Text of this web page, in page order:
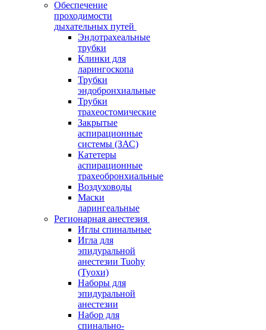
Обеспечение
проходимости
дыхательных путей
Эндотрахеальные
трубки
Клинки для
ларингоскопа
Трубки
эндобронхиальные
Трубки
трахеостомические
Закрытые
аспирационные
системы (ЗАС)
Катетеры
аспирационные
трахеобронхиальные
Воздуховоды
Маски
ларингеальные
Регионарная анестезия
Иглы спинальные
Игла для
эпидуральной
анестезии Tuohy
(Туохи)
Наборы для
эпидуральной
анестезии
Набор для
спинально-